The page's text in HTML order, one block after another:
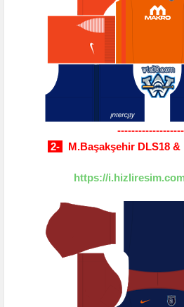
2-
M.Başakşehir DLS18 &
https://